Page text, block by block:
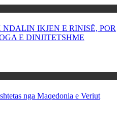
NDALIN IKJEN E RINISË, POR
E DINJITETSHME
nga Maqedonia e Veriut